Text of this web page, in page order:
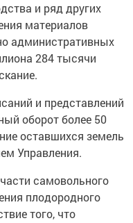
и ряд других
материалов
административных
284 тысячи
и представлений
оборот более 50
оставшихся земель
Управления.
самовольного
плодородного
того, что